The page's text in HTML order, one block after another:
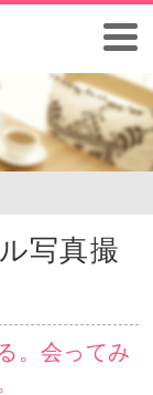
写真撮
。会ってみ